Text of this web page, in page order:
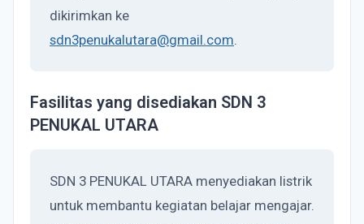
dikirimkan ke
sdn3penukalutara@gmail.com.
Fasilitas yang disediakan SDN 3
PENUKAL UTARA
SDN 3 PENUKAL UTARA menyediakan listrik
untuk membantu kegiatan belajar mengajar.